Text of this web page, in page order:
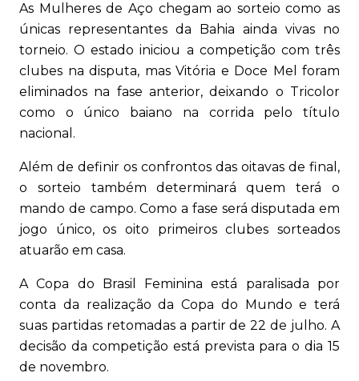
As Mulheres de Aço chegam ao sorteio como as
únicas representantes da Bahia ainda vivas no
torneio. O estado iniciou a competição com três
clubes na disputa, mas Vitória e Doce Mel foram
eliminados na fase anterior, deixando o Tricolor
como o único baiano na corrida pelo título
nacional.
Além de definir os confrontos das oitavas de final,
o sorteio também determinará quem terá o
mando de campo. Como a fase será disputada em
jogo único, os oito primeiros clubes sorteados
atuarão em casa.
A Copa do Brasil Feminina está paralisada por
conta da realização da Copa do Mundo e terá
suas partidas retomadas a partir de 22 de julho. A
decisão da competição está prevista para o dia 15
de novembro.